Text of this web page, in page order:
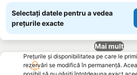
Selectați datele pentru a vedea
prețurile exacte
Mai mult
Prețurile și disponibilitatea pe care le
rezervări se modifică în permanență.